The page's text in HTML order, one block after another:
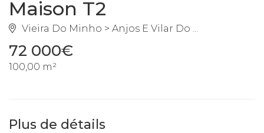
Maison T2
Vieira Do Minho > Anjos E Vilar Do ...
72 000€
100,00 m²
Plus de détails